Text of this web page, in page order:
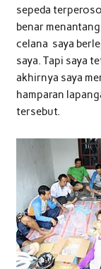
sepeda
benar
celana saya
saya. Tapi saya
akhirnya saya
hamparan
tersebut.